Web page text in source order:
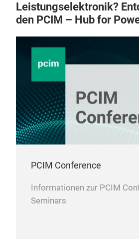
Leistungselektronik?
den PCIM – Hub for
PCIM Conference
Informationen zur PCIM
Seminars